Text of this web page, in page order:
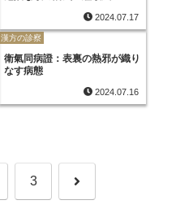
2024.07.17
漢方の診察
衛氣同病證：表裏の熱邪が織り
なす病態
2024.07.16
3 次